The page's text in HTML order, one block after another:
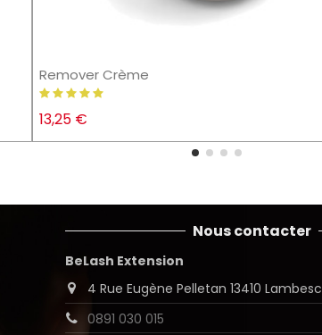
Remover Crème
13,25 €
Nous contacter
BeLash Extension
4 Rue Eugène Pelletan 13410 Lambesc
0891 030 015